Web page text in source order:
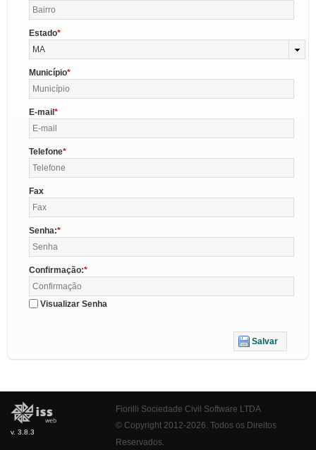
Estado
MA
Município
E-mail
Telefone
Fax
Senha:
Confirmação:
Visualizar Senha
Salvar
v. 3.8.3
Fiorilli Sociedade Civil Software LTDA
© Copyright 2012-2026. Todos os Direitos
Reservados.